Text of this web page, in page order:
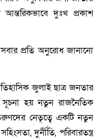
আন্তরিকভাবে দুঃখ প্রকাশ
সবার প্রতি অনুরোধ জানানো
জুলাই ছাত্র জনতার
সূচনা হয় নতুন রাজনৈতিক
নেতৃত্বে একটি নতুন
দুর্নীতি, পরিবারতন্ত্র